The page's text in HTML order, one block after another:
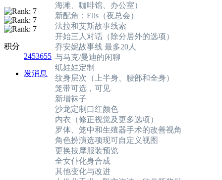
积分
2453655
发消息
海滩、咖啡馆、办公室）
新配角：Elis（夜总会）
法拉和艾斯故事线索
开始三人对话（除分居外的选项）
乔安妮故事线 最多20人
与马克/曼迪的闲聊
纸娃娃定制
纹身层次（上半身、腰部和全身）
笼带可选，可见
新增袜子
沙龙定制口红颜色
内衣（修正视觉及更多选项）
罗体、笼中和生殖器手术的改善视角
角色扮演选项现可自定义视图
更换按摩服装预览
全女仆化身合成
其他变化与改进